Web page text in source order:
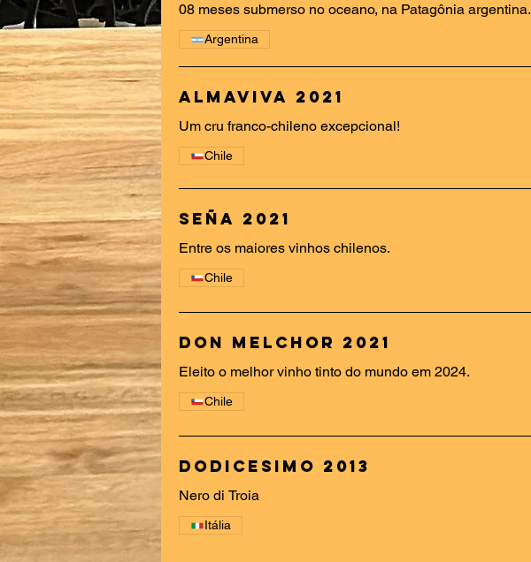
08 meses submerso no oceano, na Patagônia argentina.
Argentina
Almaviva 2021
Um cru franco-chileno excepcional!
Chile
Seña 2021
Entre os maiores vinhos chilenos.
Chile
Don Melchor 2021
Eleito o melhor vinho tinto do mundo em 2024.
Chile
Dodicesimo 2013
Nero di Troia
Itália